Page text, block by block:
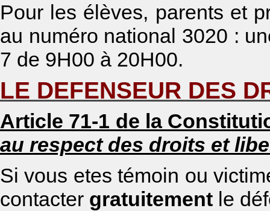
Pour les élèves, parents et
au numéro national 3020 :
7 de 9H00 à 20H00.
LE DEFENSEUR DES
Article 71-1 de la
au respect des droits et
Si vous etes témoin ou
contacter gratuitement le